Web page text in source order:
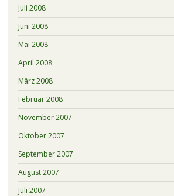
Juli 2008
Juni 2008
Mai 2008
April 2008
März 2008
Februar 2008
November 2007
Oktober 2007
September 2007
August 2007
Juli 2007